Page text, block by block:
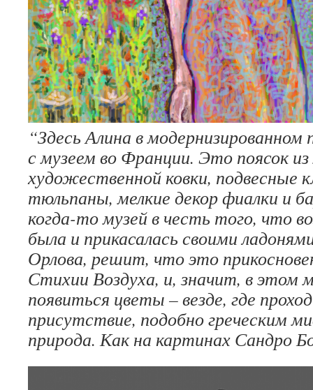
“Здесь Алина в
с музеем во Франции. Это поясок
художественной ковки, подвесные
тюльпаны, мелкие декор фиалки и
когда-то музей в честь того, что
была и прикасалась своими
Орлова, решит, что это
Стихии Воздуха, и, значит, в этом
появиться цветы – везде, где
присутствие, подобно греческим
природа. Как на картинах Сандро